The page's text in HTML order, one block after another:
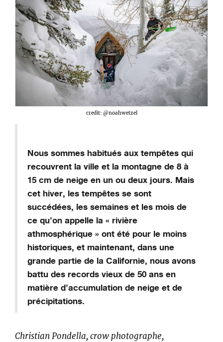
credit: @noahwetzel
Nous sommes habitués aux tempêtes qui
recouvrent la ville et la montagne de 8 à
15 cm de neige en un ou deux jours. Mais
cet hiver, les tempêtes se sont
succédées, les semaines et les mois de
ce qu’on appelle la « rivière
athmosphérique » ont été pour le moins
historiques, et maintenant, dans une
grande partie de la Californie, nous avons
battu des records vieux de 50 ans en
matière d’accumulation de neige et de
précipitations.
ChristianPondella,crow photographe,